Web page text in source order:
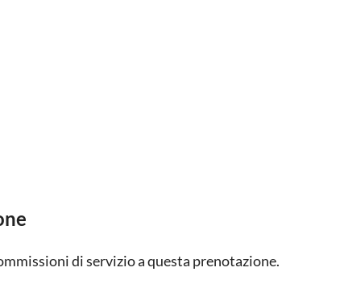
di servizio a questa prenotazione.